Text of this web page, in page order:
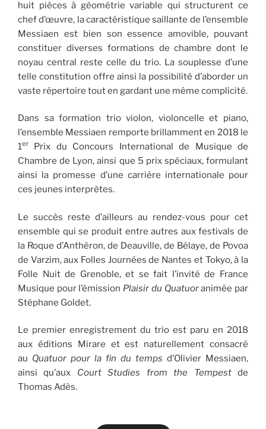
huit pièces à géométrie variable qui structurent ce
chef d’œuvre, la caractéristique saillante de l’ensemble
Messiaen est bien son essence amovible, pouvant
constituer diverses formations de chambre dont le
noyau central reste celle du trio. La souplesse d’une
telle constitution offre ainsi la possibilité d’aborder un
vaste répertoire tout en gardant une même complicité.
Dans sa formation trio violon, violoncelle et piano,
l’ensemble Messiaen remporte brillamment en 2018 le
1er
Prix du Concours International de Musique de
Chambre de Lyon, ainsi que 5 prix spéciaux, formulant
ainsi la promesse d’une carrière internationale pour
ces jeunes interprètes.
Le succès reste d’ailleurs au rendez-vous pour cet
ensemble qui se produit entre autres aux festivals de
la Roque d’Anthéron, de Deauville, de Bélaye, de Povoa
de Varzim, aux Folles Journées de Nantes et Tokyo, à la
Folle Nuit de Grenoble, et se fait l’invité de France
Musique pour l’émission Plaisir du Quatuoranimée par
Stéphane Goldet.
Le premier enregistrement du trio est paru en 2018
aux éditions Mirare et est naturellement consacré
au Quatuor pour la fin du temps d’Olivier Messiaen,
ainsi qu’aux Court Studies from the Tempestde
Thomas Adès.